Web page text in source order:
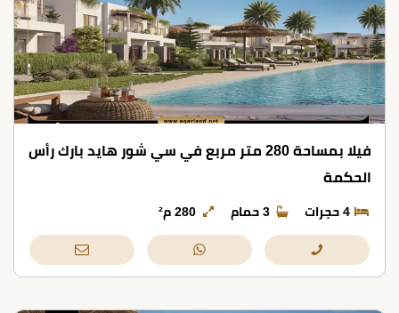
فيلا بمساحة 280 متر مربع في سي شور هايد بارك رأس
الحكمة
4 حجرات 3 حمام 280 م²